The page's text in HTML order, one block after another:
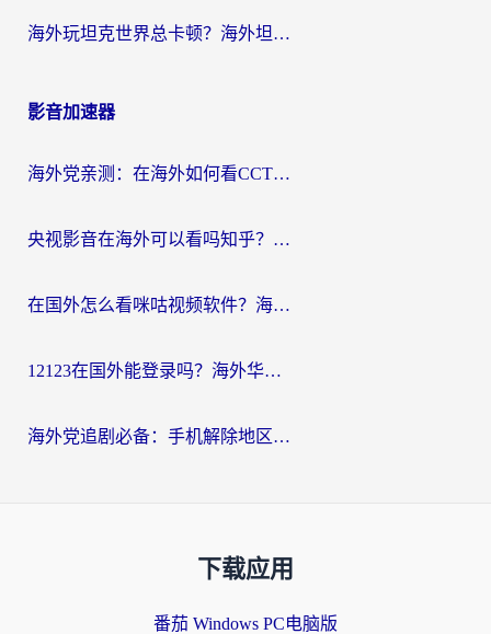
海外玩坦克世界总卡顿？海外坦克世界加速器有哪些？实测好用的选择在这里
影音加速器
海外党亲测：在海外如何看CCTV？告别“仅限大陆播放”的实用指南
央视影音在海外可以看吗知乎？留学生亲测：3步解决地域限制+追剧自由
在国外怎么看咪咕视频软件？海外党亲测有效的回国加速方案
12123在国外能登录吗？海外华人必看的回国加速实用指南
海外党追剧必备：手机解除地区限制app怎么选？解决央视视频&国内剧地区限制全指南
下载应用
番茄 Windows PC电脑版